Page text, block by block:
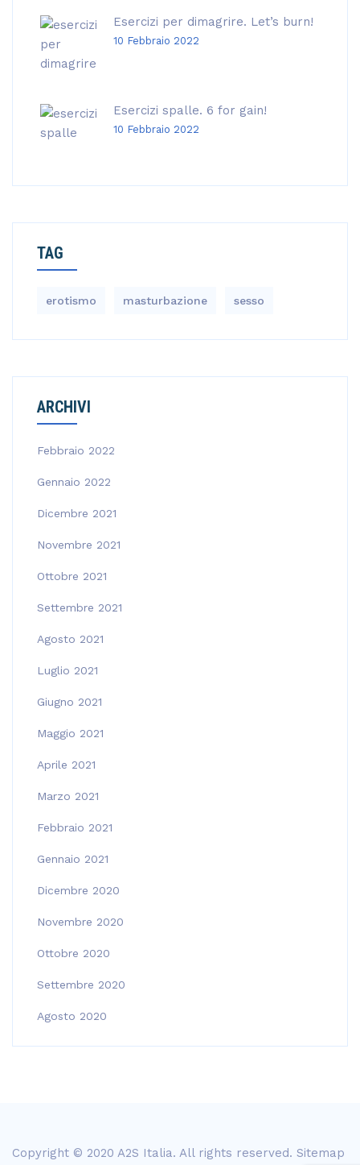
Esercizi per dimagrire. Let’s burn!
10 Febbraio 2022
Esercizi spalle. 6 for gain!
10 Febbraio 2022
TAG
erotismo masturbazione sesso
ARCHIVI
Febbraio 2022
Gennaio 2022
Dicembre 2021
Novembre 2021
Ottobre 2021
Settembre 2021
Agosto 2021
Luglio 2021
Giugno 2021
Maggio 2021
Aprile 2021
Marzo 2021
Febbraio 2021
Gennaio 2021
Dicembre 2020
Novembre 2020
Ottobre 2020
Settembre 2020
Agosto 2020
Copyright © 2020 A2S Italia. All rights reserved. Sitemap